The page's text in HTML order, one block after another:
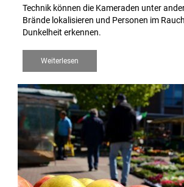
Technik können die Kameraden unter
Brände lokalisieren und Personen im
Dunkelheit erkennen.
Weiterlesen